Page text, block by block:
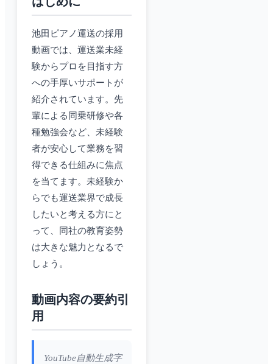
池田ピアノ運送の採用
動画では、運送業未経
験からプロを目指す方
への手厚いサポートが
紹介されています。先
輩による同乗研修や各
種勉強会など、未経験
者が安心して業務を習
得できる仕組みに焦点
を当てます。未経験か
らでも運送業界で成長
したいと考える方にと
って、同社の教育姿勢
は大きな魅力となるで
しょう。
動画内容の要約引
用
YouTube自動生成字